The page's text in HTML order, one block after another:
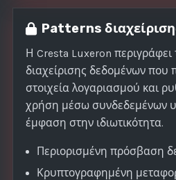
Patterns
Η Cresta Luxeron
διαχείρισης δεδομένων που
στοιχεία λογαριασμού και
χρήση μέσω συνδεδεμένων
έμφαση στην ιδιωτικότητα.
Περιορισμένη πρόσβαση
Κρυπτογραφημένη